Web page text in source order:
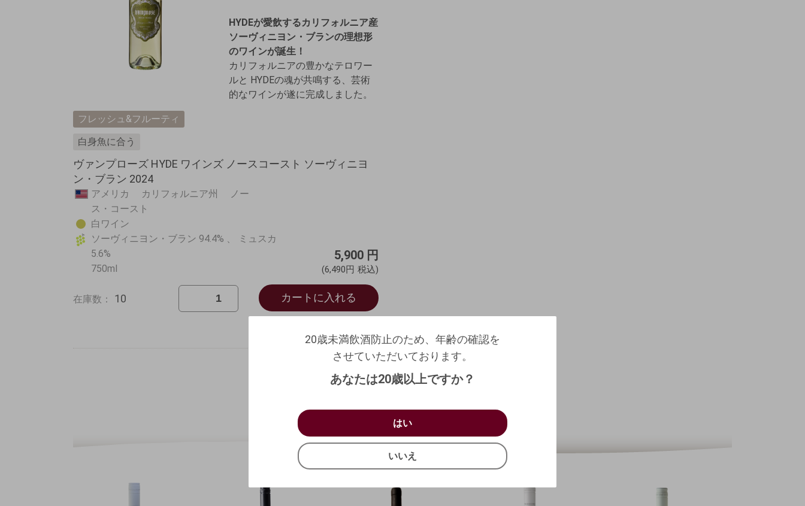
HYDEが愛飲するカリフォルニア産
ソーヴィニヨン・ブランの理想形
のワインが誕生！
カリフォルニアの豊かなテロワー
ルと HYDEの魂が共鳴する、芸術
的なワインが遂に完成しました。
フレッシュ&フルーティ
白身魚に合う
ヴァンプローズ HYDE ワインズ ノースコースト ソーヴィニヨ
ン・ブラン 2024
アメリカ カリフォルニア州 ノー
ス・コースト
白ワイン
ソーヴィニヨン・ブラン 94.4% 、 ミュスカ
5.6%
750ml
5,900 円
(6,490円 税込)
在庫数： 10 カートに入れる
お買い物を続ける カートへ進む
20歳未満飲酒防止のため、年齢の確認を
させていただいております。
あなたは20歳以上ですか？
はい
いいえ
20歳未満飲酒防止のため、年齢の確認を
させていただいております。
生年月日を入力してください。
確認する
キャンセル
ログアウトします。よろしいですか？
（自動ログインの設定も解除されます。）
はい
いいえ